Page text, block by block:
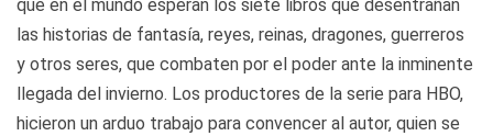
que en el mundo esperan los siete libros que desentrañan
las historias de fantasía, reyes, reinas, dragones, guerreros
y otros seres, que combaten por el poder ante la inminente
llegada del invierno. Los productores de la serie para HBO,
hicieron un arduo trabajo para convencer al autor, quien se